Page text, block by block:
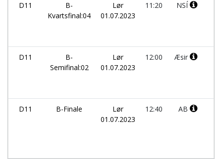
D11
B-
Kvartsfinal:04
Lør
01.07.2023
11:20 NSÍ
D11
B-
Semifinal:02
Lør
01.07.2023
12:00 Æsir
D11 B-Finale
Lør
01.07.2023
12:40 AB